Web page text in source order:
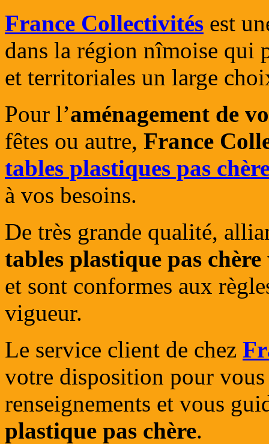
France Collectivités est
dans la région nîmoise qui
et territoriales un large
Pour l’aménagement de
fêtes ou autre, France
tables plastiques pas
à vos besoins.
De très grande qualité,
tables plastique pas chère
et sont conformes aux
vigueur.
Le service client de chez
votre disposition pour vous
renseignements et vous
plastique pas chère.